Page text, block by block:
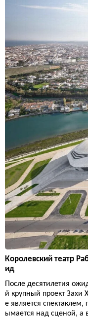
Королевский театр
ид
После десятилетия
й крупный проект Захи
е является спектаклем,
ымается над сценой, а